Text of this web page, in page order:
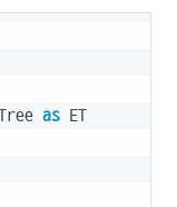
as
ET